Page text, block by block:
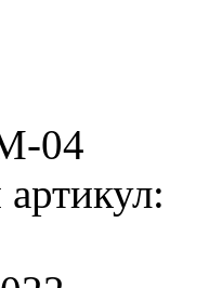
04